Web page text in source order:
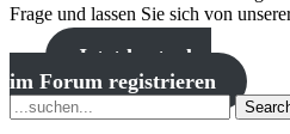
Frage und lassen Sie sich von
Jetzt kostenlos
im Forum registrieren